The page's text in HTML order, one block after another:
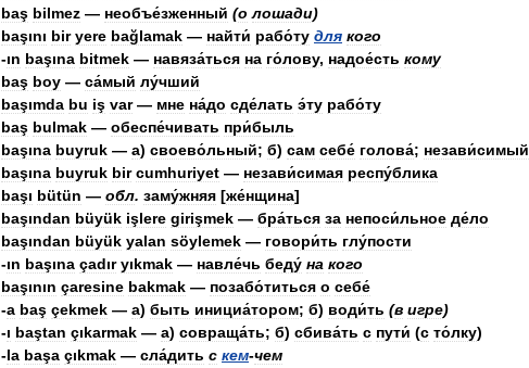
baş bilmez — необъе́зженный (о лошади)
başını bir yere bağlamak — найти́ рабо́ту для кого
-ın başına bitmek — навяза́ться на го́лову, надое́сть кому
baş boy — са́мый лу́чший
başımda bu iş var— мне на́до сде́лать э́ту рабо́ту
baş bulmak — обеспе́чивать при́быль
başına buyruk — а) своево́льный; б) сам себе́ голова́; незави́симый
başına buyruk bir cumhuriyet — незави́симая респу́блика
başı bütün — обл. заму́жняя [же́нщина]
başından büyük işlere girişmek — бра́ться за непоси́льное де́ло
başından büyük yalan söylemek — говори́ть глу́пости
-ın başına çadır yıkmak — навле́чь беду́ на кого
başının çaresine bakmak — позабо́титься о себе́
-a baş çekmek — а) быть инициа́тором; б) води́ть (в игре)
-ı baştan çıkarmak — а) совраща́ть; б) сбива́ть с пути́ (с то́лку)
-la başa çıkmak — сла́дить с кем-чем